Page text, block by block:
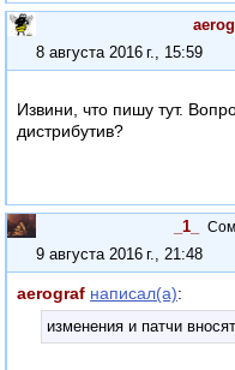
8 августа 2016 г., 15:59
Извини, что пишу тут.
дистрибутив?
_1_
9 августа 2016 г., 21:48
aerograf написал(а):
изменения и патчи